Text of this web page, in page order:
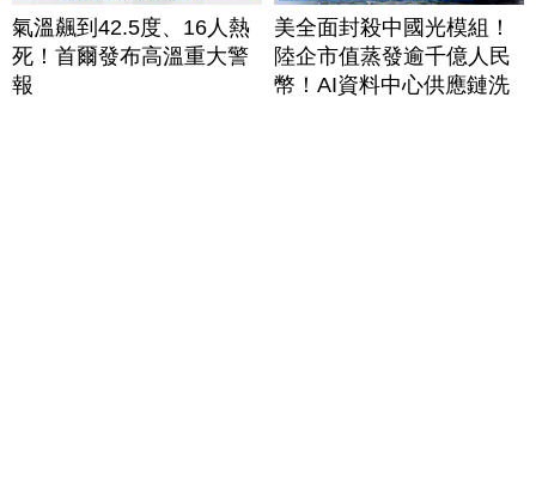
氣溫飆到42.5度、16人熱
死！首爾發布高溫重大警
報
美全面封殺中國光模組！
陸企市值蒸發逾千億人民
幣！AI資料中心供應鏈洗